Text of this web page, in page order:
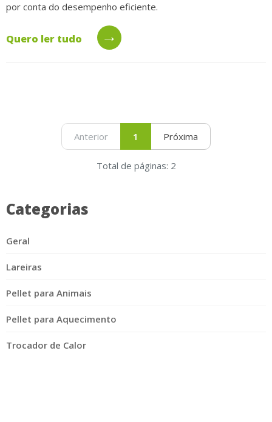
por conta do desempenho eficiente.
Quero ler tudo →
Anterior 1 Próxima
Total de páginas: 2
Categorias
Geral
Lareiras
Pellet para Animais
Pellet para Aquecimento
Trocador de Calor